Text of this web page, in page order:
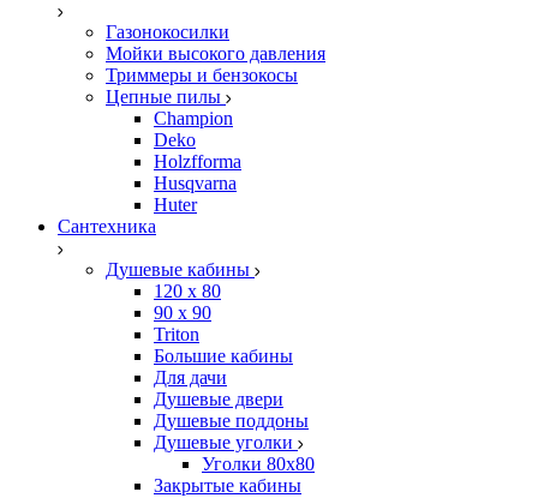
Газонокосилки
Мойки высокого давления
Триммеры и бензокосы
Цепные пилы
Champion
Deko
Holzfforma
Husqvarna
Huter
Сантехника
Душевые кабины
120 x 80
90 х 90
Triton
Большие кабины
Для дачи
Душевые двери
Душевые поддоны
Душевые уголки
Уголки 80х80
Закрытые кабины